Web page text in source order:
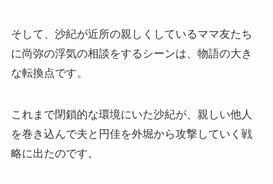
そして、沙紀が近所の親しくしているママ友たち
に尚弥の浮気の相談をするシーンは、物語の大き
な転換点です。
これまで閉鎖的な環境にいた沙紀が、親しい他人
を巻き込んで夫と円佳を外堀から攻撃していく戦
略に出たのです。